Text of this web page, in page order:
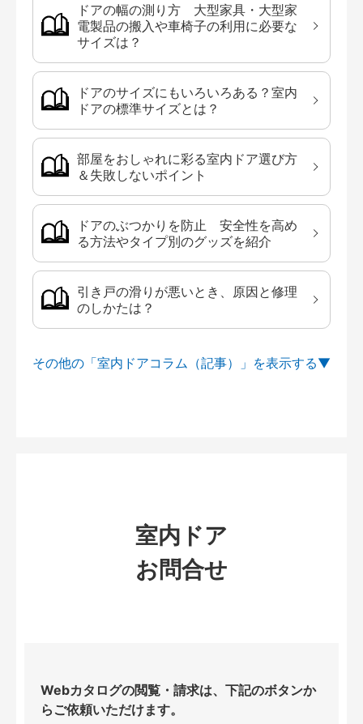
ドアの幅の測り方 大型家具・大型家
電製品の搬入や車椅子の利用に必要な
サイズは？
ドアのサイズにもいろいろある？室内
ドアの標準サイズとは？
部屋をおしゃれに彩る室内ドア選び方
＆失敗しないポイント
ドアのぶつかりを防止 安全性を高め
る方法やタイプ別のグッズを紹介
引き戸の滑りが悪いとき、原因と修理
のしかたは？
その他の「室内ドアコラム（記事）」を
室内ドア
お問合せ
Webカタログの閲覧・請求は、下記のボタンか
らご依頼いただけます。